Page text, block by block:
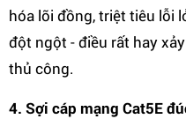
hóa lõi đồng, triệt tiêu lỗi
đột ngột - điều rất hay
thủ công.
4. Sợi cáp mạng Cat5E